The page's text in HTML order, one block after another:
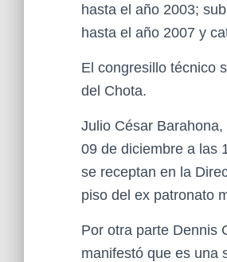
hasta el año 2003;
hasta el año 2007 y
El congresillo técnico
del Chota.
Julio César
09 de diciembre a las
se receptan en la
piso del ex patronato
Por otra parte Dennis
manifestó que es una